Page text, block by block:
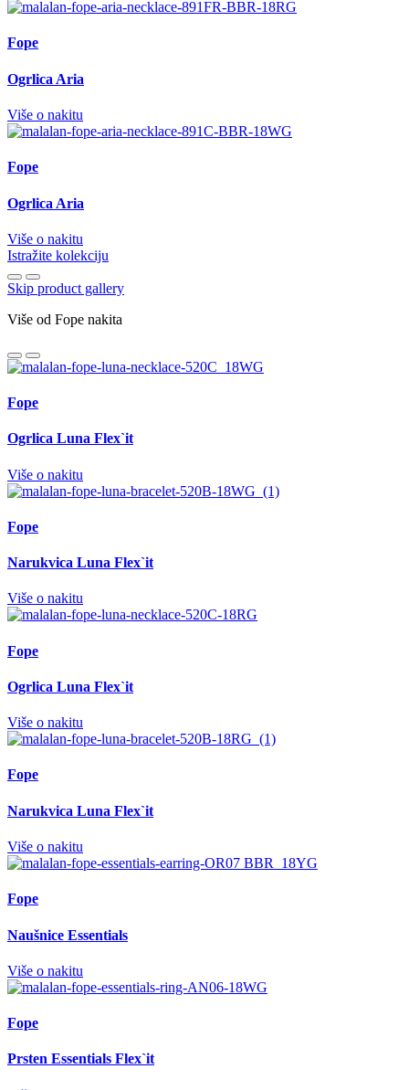
Fope
Ogrlica Aria
Više o nakitu
Fope
Ogrlica Aria
Više o nakitu
Istražite kolekciju
Skip product gallery
Više od Fope nakita
Fope
Ogrlica Luna Flex`it
Više o nakitu
Fope
Narukvica Luna Flex`it
Više o nakitu
Fope
Ogrlica Luna Flex`it
Više o nakitu
Fope
Narukvica Luna Flex`it
Više o nakitu
Fope
Naušnice Essentials
Više o nakitu
Fope
Prsten Essentials Flex`it